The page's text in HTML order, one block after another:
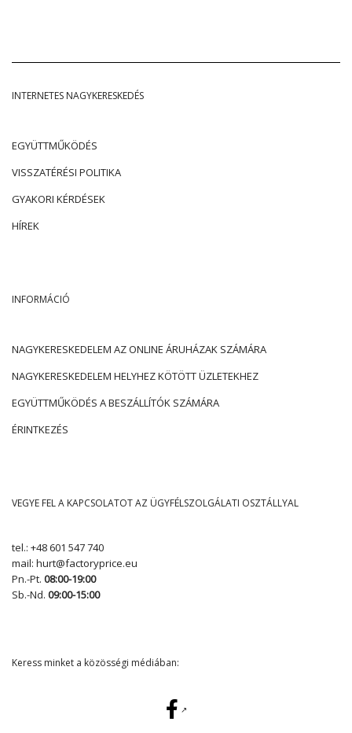
INTERNETES NAGYKERESKEDÉS
EGYÜTTMŰKÖDÉS
VISSZATÉRÉSI POLITIKA
GYAKORI KÉRDÉSEK
HÍREK
INFORMÁCIÓ
NAGYKERESKEDELEM AZ ONLINE ÁRUHÁZAK SZÁMÁRA
NAGYKERESKEDELEM HELYHEZ KÖTÖTT ÜZLETEKHEZ
EGYÜTTMŰKÖDÉS A BESZÁLLÍTÓK SZÁMÁRA
ÉRINTKEZÉS
VEGYE FEL A KAPCSOLATOT AZ ÜGYFÉLSZOLGÁLATI OSZTÁLLYAL
tel.: +48 601 547 740
mail: hurt@factoryprice.eu
Pn.-Pt. 08:00-19:00
Sb.-Nd. 09:00-15:00
Keress minket a közösségi médiában: